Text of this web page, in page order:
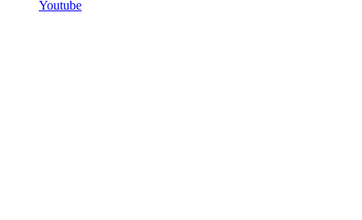
Youtube